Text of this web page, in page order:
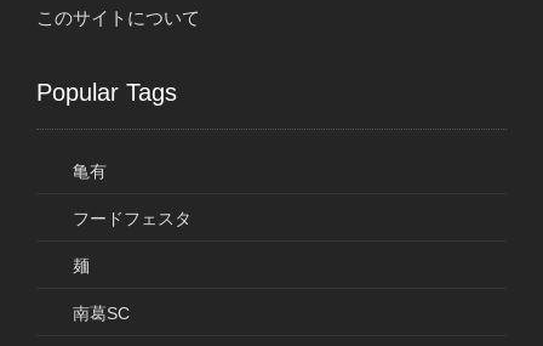
このサイトについて
Popular Tags
亀有
フードフェスタ
麺
南葛SC